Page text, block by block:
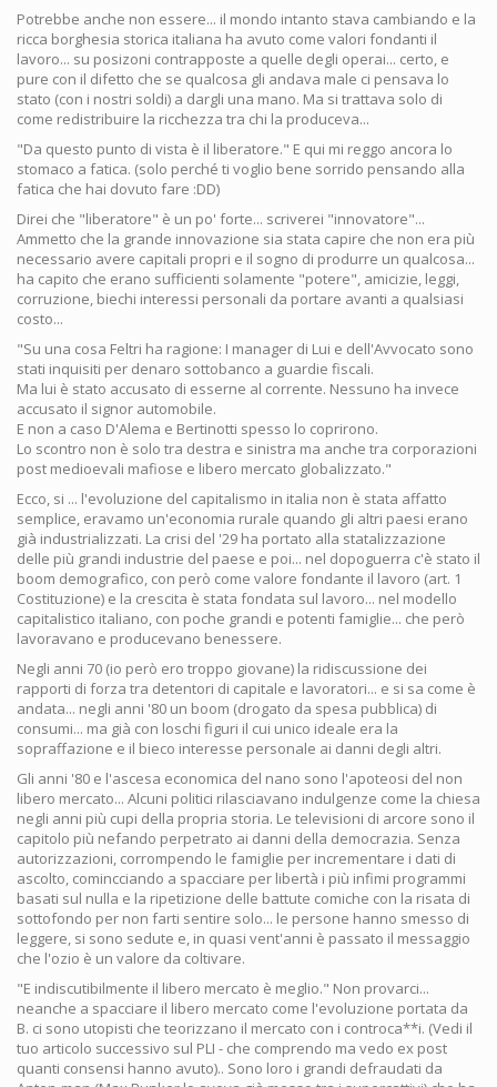
Potrebbe anche non essere... il mondo intanto stava cambiando e la
ricca borghesia storica italiana ha avuto come valori fondanti il
lavoro... su posizoni contrapposte a quelle degli operai... certo, e
pure con il difetto che se qualcosa gli andava male ci pensava lo
stato (con i nostri soldi) a dargli una mano. Ma si trattava solo di
come redistribuire la ricchezza tra chi la produceva...
"Da questo punto di vista è il liberatore." E qui mi reggo ancora lo
stomaco a fatica. (solo perché ti voglio bene sorrido pensando alla
fatica che hai dovuto fare :DD)
Direi che "liberatore" è un po' forte... scriverei "innovatore"...
Ammetto che la grande innovazione sia stata capire che non era più
necessario avere capitali propri e il sogno di produrre un qualcosa...
ha capito che erano sufficienti solamente "potere", amicizie, leggi,
corruzione, biechi interessi personali da portare avanti a qualsiasi
costo...
"Su una cosa Feltri ha ragione: I manager di Lui e dell'Avvocato sono
stati inquisiti per denaro sottobanco a guardie fiscali.
Ma lui è stato accusato di esserne al corrente. Nessuno ha invece
accusato il signor automobile.
E non a caso D'Alema e Bertinotti spesso lo coprirono.
Lo scontro non è solo tra destra e sinistra ma anche tra corporazioni
post medioevali mafiose e libero mercato globalizzato."
Ecco, si ... l'evoluzione del capitalismo in italia non è stata affatto
semplice, eravamo un'economia rurale quando gli altri paesi erano
già industrializzati. La crisi del '29 ha portato alla statalizzazione
delle più grandi industrie del paese e poi... nel dopoguerra c'è stato il
boom demografico, con però come valore fondante il lavoro (art. 1
Costituzione) e la crescita è stata fondata sul lavoro... nel modello
capitalistico italiano, con poche grandi e potenti famiglie... che però
lavoravano e producevano benessere.
Negli anni 70 (io però ero troppo giovane) la ridiscussione dei
rapporti di forza tra detentori di capitale e lavoratori... e si sa come è
andata... negli anni '80 un boom (drogato da spesa pubblica) di
consumi... ma già con loschi figuri il cui unico ideale era la
sopraffazione e il bieco interesse personale ai danni degli altri.
Gli anni '80 e l'ascesa economica del nano sono l'apoteosi del non
libero mercato... Alcuni politici rilasciavano indulgenze come la chiesa
negli anni più cupi della propria storia. Le televisioni di arcore sono il
capitolo più nefando perpetrato ai danni della democrazia. Senza
autorizzazioni, corrompendo le famiglie per incrementare i dati di
ascolto, comincciando a spacciare per libertà i più infimi programmi
basati sul nulla e la ripetizione delle battute comiche con la risata di
sottofondo per non farti sentire solo... le persone hanno smesso di
leggere, si sono sedute e, in quasi vent'anni è passato il messaggio
che l'ozio è un valore da coltivare.
"E indiscutibilmente il libero mercato è meglio." Non provarci...
neanche a spacciare il libero mercato come l'evoluzione portata da
B. ci sono utopisti che teorizzano il mercato con i controca**i. (Vedi il
tuo articolo successivo sul PLI - che comprendo ma vedo ex post
quanti consensi hanno avuto).. Sono loro i grandi defraudati da